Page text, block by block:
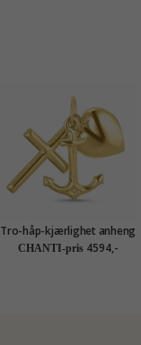
Tro-håp-kjærlighet anheng
i 14 karat gull - Amoré
CHANTI-pris 4594,-